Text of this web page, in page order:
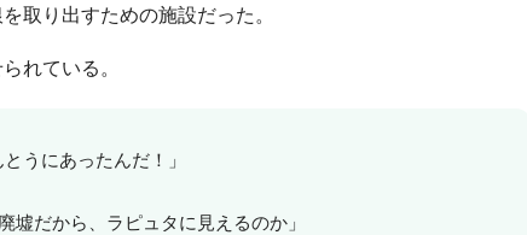
取り出すための施設だった。
れている。
うにあったんだ！」
墟だから、ラピュタに見えるのか」